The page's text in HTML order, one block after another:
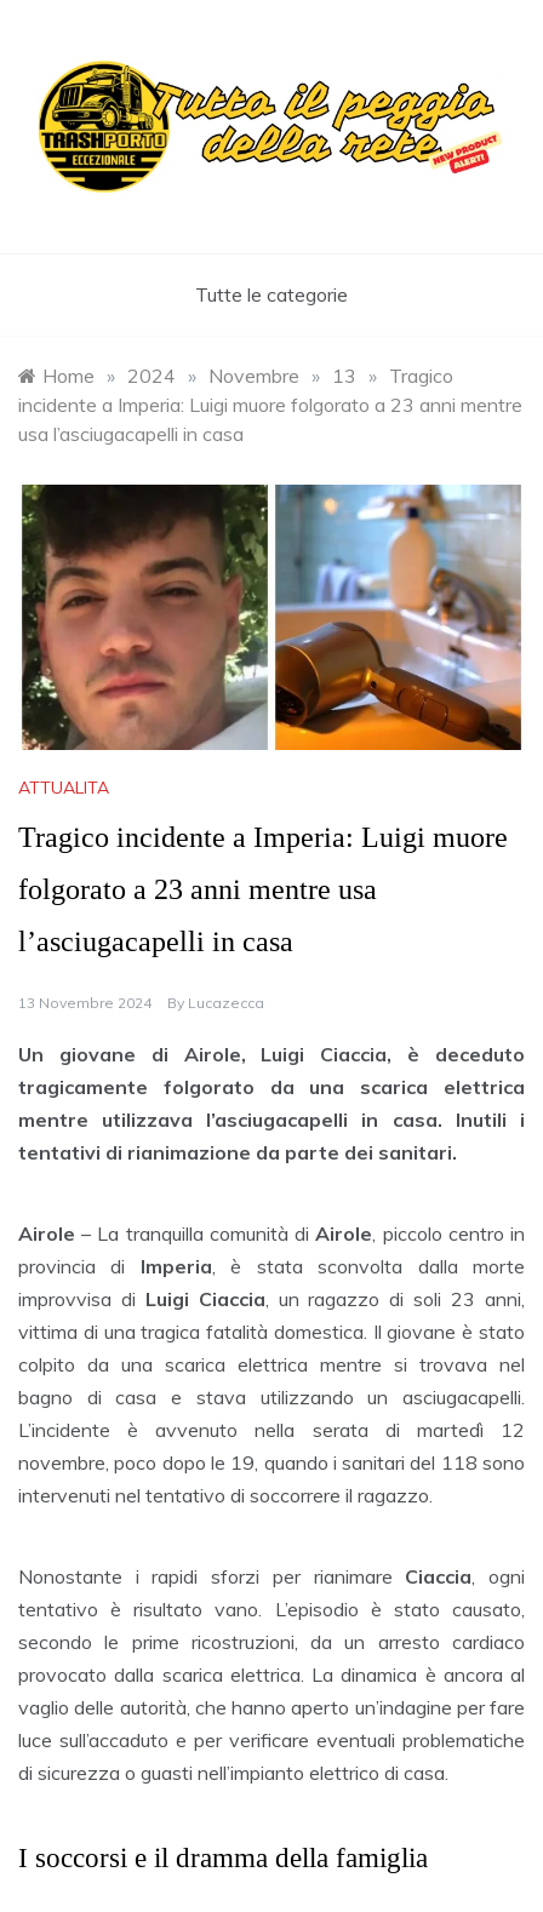
content
Tutte le categorie
Home » 2024 » Novembre » 13 » Tragico
incidente a Imperia: Luigi muore folgorato a 23 anni mentre
usa l’asciugacapelli in casa
ATTUALITA
Tragico incidente a Imperia: Luigi muore
folgorato a 23 anni mentre usa
l’asciugacapelli in casa
13 Novembre 2024 By Lucazecca
Un giovane di Airole, Luigi Ciaccia, è deceduto
tragicamente folgorato da una scarica elettrica
mentre utilizzava l’asciugacapelli in casa. Inutili i
tentativi di rianimazione da parte dei sanitari.
Airole – La tranquilla comunità diAirole, piccolo centro in
provincia di Imperia, è stata sconvolta dalla morte
improvvisa di Luigi Ciaccia, un ragazzo di soli 23 anni,
vittima di una tragica fatalità domestica. Il giovane è stato
colpito da una scarica elettrica mentre si trovava nel
bagno di casa e stava utilizzando un asciugacapelli.
L’incidente è avvenuto nella serata di martedì 12
novembre, poco dopo le 19, quando i sanitari del 118 sono
intervenuti nel tentativo di soccorrere il ragazzo.
Nonostante i rapidi sforzi per rianimare Ciaccia, ogni
tentativo è risultato vano. L’episodio è stato causato,
secondo le prime ricostruzioni, da un arresto cardiaco
provocato dalla scarica elettrica. La dinamica è ancora al
vaglio delle autorità, che hanno aperto un’indagine per fare
luce sull’accaduto e per verificare eventuali problematiche
di sicurezza o guasti nell’impianto elettrico di casa.
I soccorsi e il dramma della famiglia